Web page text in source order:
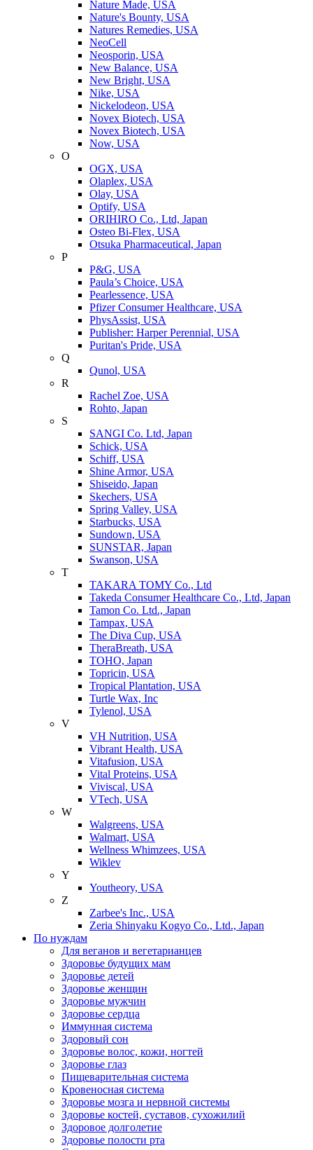
Nature Made, USA
Nature's Bounty, USA
Natures Remedies, USA
NeoCell
Neosporin, USA
New Balance, USA
New Bright, USA
Nike, USA
Niсkelodeon, USA
Novex Biotech, USA
Novex Biotech, USA
Now, USA
O
OGX, USA
Olaplex, USA
Olay, USA
Optify, USA
ORIHIRO Co., Ltd, Japan
Osteo Bi-Flex, USA
Otsuka Pharmaceutical, Japan
P
P&G, USA
Paula’s Choice, USA
Pearlessence, USA
Pfizer Consumer Healthcare, USA
PhysAssist, USA
Publisher: Harper Perennial, USA
Puritan's Pride, USA
Q
Qunol, USA
R
Rachel Zoe, USA
Rohto, Japan
S
SANGI Co. Ltd, Japan
Schick, USA
Schiff, USA
Shine Armor, USA
Shiseido, Japan
Skechers, USA
Spring Valley, USA
Starbucks, USA
Sundown, USA
SUNSTAR, Japan
Swanson, USA
T
TAKARA TOMY Co., Ltd
Takeda Consumer Healthcare Co., Ltd, Japan
Tamon Co. Ltd., Japan
Tampax, USA
The Diva Cup, USA
TheraBreath, USA
TOHO, Japan
Topricin, USA
Tropical Plantation, USA
Turtle Wax, Inc
Tylenol, USA
V
VH Nutrition, USA
Vibrant Health, USA
Vitafusion, USA
Vital Proteins, USA
Viviscal, USA
VTech, USA
W
Walgreens, USA
Walmart, USA
Wellness Whimzees, USA
Wiklev
Y
Youtheory, USA
Z
Zarbee's Inc., USA
Zeria Shinyaku Kogyo Co., Ltd., Japan
По нуждам
Для веганов и вегетарианцев
Здоровье будущих мам
Здоровье детей
Здоровье женщин
Здоровье мужчин
Здоровье сердца
Иммунная система
Здоровый сон
Здоровье волос, кожи, ногтей
Здоровье глаз
Пищеварительная система
Кровеносная система
Здоровье мозга и нервной системы
Здоровье костей, суставов, сухожилий
Здоровое долголетие
Здоровье полости рта